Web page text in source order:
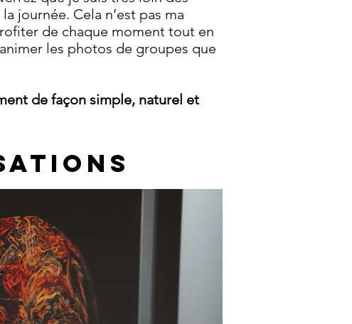
journée. Cela n’est pas ma
de chaque moment tout en
les photos de groupes que
de façon simple, naturel et